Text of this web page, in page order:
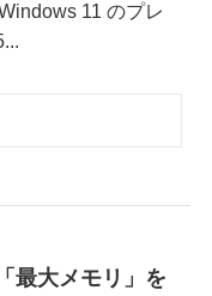
11 のプレ
最大メモリ」を